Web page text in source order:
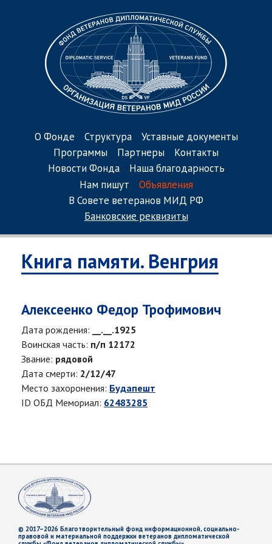
О Фонде Структура
Уставные документы
Программы
Партнеры
Контакты
Новости Фонда
Наша благодарность
Нам пишут
Объявления
В Совете ветеранов МИД РФ
Банковские реквизиты
Книга памяти. Венгрия
Алексеенко Федор Трофимович
Дата рождения:
__.__.1925
Воинская часть: п/п 12172
Звание: рядовой
Дата смерти: 2/12/47
Место захоронения: Будапешт
ID ОБД Мемориал: 62483285
© 2017–2026 Благотворительный фонд информационной, социально-
правовой и материальной поддержки ветеранов дипломатической